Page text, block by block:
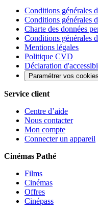
Conditions générales
Conditions générales
Charte des données
Conditions générales
Mentions légales
Politique CVD
Déclaration
Paramétrer vos cookies
Service client
Centre d’aide
Nous contacter
Mon compte
Connecter un appareil
Cinémas Pathé
Films
Cinémas
Offres
Cinépass